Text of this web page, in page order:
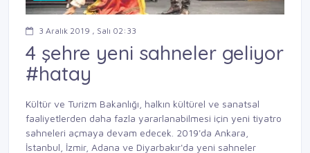
3 Aralık 2019 , Salı 02:33
4 şehre yeni sahneler geliyor
#hatay
Kültür ve Turizm Bakanlığı, halkın kültürel ve sanatsal
faaliyetlerden daha fazla yararlanabilmesi için yeni tiyatro
sahneleri açmaya devam edecek. 2019'da Ankara,
İstanbul, İzmir, Adana ve Diyarbakır'da yeni sahneler